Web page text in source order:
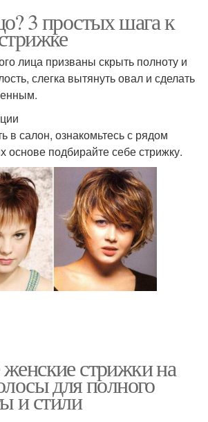
3 простых шага к
лица призваны скрыть полноту и
слегка вытянуть овал и сделать
в салон, ознакомьтесь с рядом
основе подбирайте себе стрижку.
стрижки на
для полного
и стили